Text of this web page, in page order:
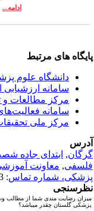
ادامه...
های مرتبط
دانشگاه علوم
سامانه ارزشیابی
مرکز مطالعات و
سامانه فعالیت‌های
مرکز ملی
,ابتدای جاده شصت
, معاونت آموزشی
شماره تماس: 32451723-017
رضایت مندی شما از مطالب وب
گلستان چقدر میباشد؟